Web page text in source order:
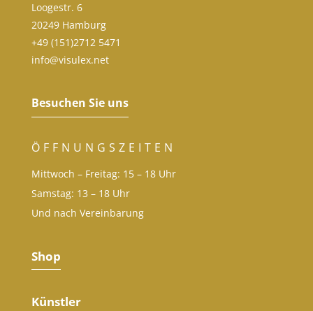
Loogestr. 6
20249 Hamburg
+49 (151)2712 5471
info@visulex.net
Besuchen Sie uns
ÖFFNUNGSZEITEN
Mittwoch – Freitag: 15 – 18 Uhr
Samstag: 13 – 18 Uhr
Und nach Vereinbarung
Shop
Künstler